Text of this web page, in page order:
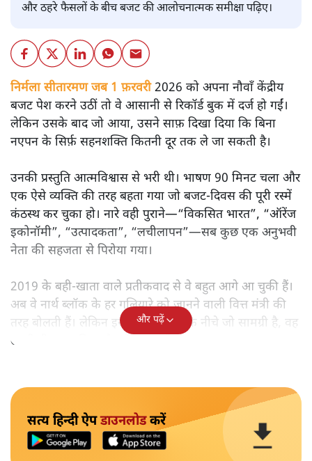
और ठहरे फैसलों के बीच बजट की आलोचनात्मक समीक्षा पढ़िए।
निर्मला सीतारमण जब 1 फ़रवरी2026 को अपना नौवाँ केंद्रीय
बजट पेश करने उठीं तो वे आसानी से रिकॉर्ड बुक में दर्ज हो गईं।
लेकिन उसके बाद जो आया, उसने साफ़ दिखा दिया कि बिना
नएपन के सिर्फ़ सहनशक्ति कितनी दूर तक ले जा सकती है।
उनकी प्रस्तुति आत्मविश्वास से भरी थी। भाषण 90 मिनट चला और
एक ऐसे व्यक्ति की तरह बहता गया जो बजट‑दिवस की पूरी रस्में
कंठस्थ कर चुका हो। नारे वही पुराने—“विकसित भारत”, “ऑरेंज
इकोनॉमी”, “उत्पादकता”, “लचीलापन”—सब कुछ एक अनुभवी
नेता की सहजता से पिरोया गया।
2019 के बही‑खाता वाले प्रतीकवाद से वे बहुत आगे आ चुकी हैं।
अब वे नार्थ ब्लॉक के हर गलियारे को जानने वाली वित्त मंत्री की
तरह बोलती हैं। लेकिन इस आत्मविश्वास के नीचे जो सामग्री है, वह
उतनी ही अनुमानित और दोहराव भरी।
और पढ़ें
सत्य हिन्दी ऐपडाउनलोडकरें